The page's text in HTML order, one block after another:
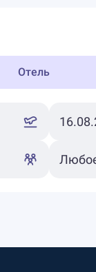
Отель